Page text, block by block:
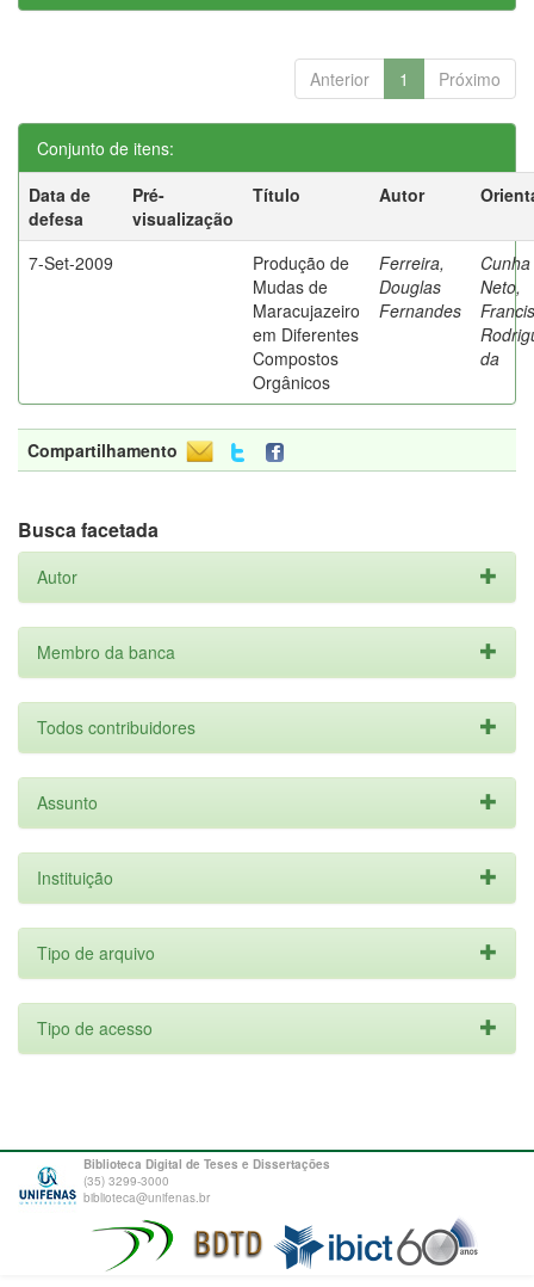
Anterior 1 Próximo
Conjunto de itens:
Data de
defesa
Pré-
visualização
Título Autor
7-Set-2009
Produção de
Mudas de
Maracujazeiro
em Diferentes
Compostos
Orgânicos
Ferreira,
Douglas
Fernandes
Cunha
Neto,
da
Compartilhamento
Busca facetada
Autor
Membro da banca
Todos contribuidores
Assunto
Instituição
Tipo de arquivo
Tipo de acesso
Biblioteca Digital de Teses e Dissertações
(35) 3299-3000
biblioteca@unifenas.br